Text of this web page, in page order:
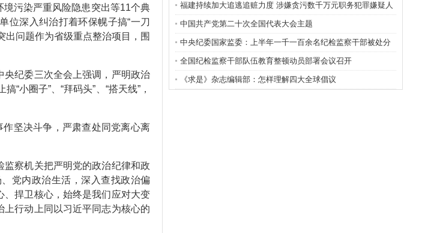
污染严重风险隐患突出等11个典
位深入纠治打着环保幌子搞“一刀
出问题作为省级重点整治项目，围
纪委三次全会上强调，严明政治
“小圈子”、“拜码头”、“搭天线”，
坚决斗争，严肃查处同党离心离
察机关把严明党的政治纪律和政
党内政治生活，深入查找政治偏
捍卫核心，始终是我们应对大变
行动上同以习近平同志为核心的
福建持续加大追逃追赃力度 涉嫌贪污数千万元职务犯罪嫌疑人
落网
中国共产党第二十次全国代表大会主题
中央纪委国家监委：上半年一千一百余名纪检监察干部被处分
全国纪检监察干部队伍教育整顿动员部署会议召开
《求是》杂志编辑部：怎样理解四大全球倡议